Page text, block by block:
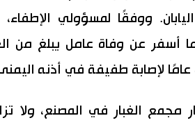
ووفقًا لمسؤولي
مجمع الغبار في المصنع،